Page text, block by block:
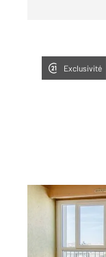
Exclusivité
LYON 69003